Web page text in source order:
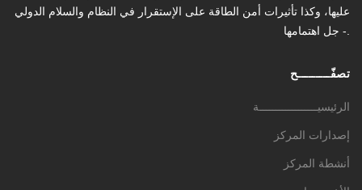
عليها، وكذا تأثیرات أمن الطاقة على الإستقرار في النظام والسلام الدولي
- جل اهتمامها.
تصفّـــــــــح
الرئيسيــــــــــــــــــة
إصدارات المركز
أنشطة المركز